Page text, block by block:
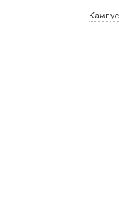
Кампус